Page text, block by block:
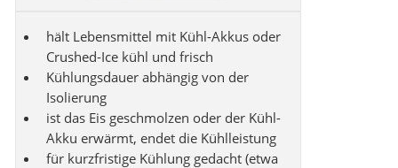
hält Lebensmittel mit Kühl-Akkus oder
Crushed-Ice kühl und frisch
Kühlungsdauer abhängig von der
Isolierung
ist das Eis geschmolzen oder der Kühl-
Akku erwärmt, endet die Kühlleistung
für kurzfristige Kühlung gedacht (etwa